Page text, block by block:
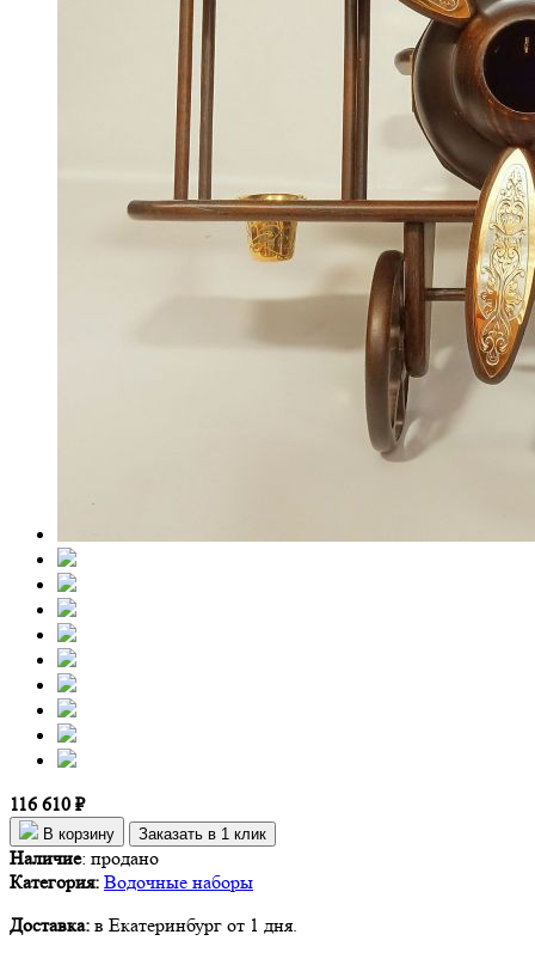
116 610 ₽
В корзину Заказать в 1 клик
Наличие: продано
Категория: Водочные наборы
Доставка: в Екатеринбург от 1 дня.